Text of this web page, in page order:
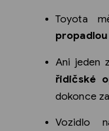
Toyota
Ani jeden
řidičské
dokonce
Vozidlo